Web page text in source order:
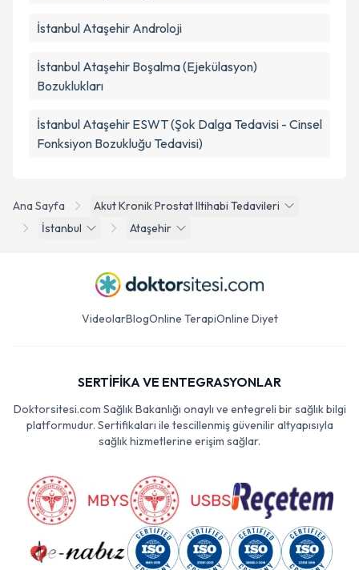
Ana Sayfa
Akut Kronik Prostat Iltihabi Tedavileri
İstanbul
Ataşehir
İstanbul Ataşehir Androloji
İstanbul Ataşehir Boşalma (Ejekülasyon)
Bozuklukları
İstanbul Ataşehir ESWT (Şok Dalga Tedavisi - Cinsel
Fonksiyon Bozukluğu Tedavisi)
VideolarBlogOnline TerapiOnline Diyet
SERTİFİKA VE ENTEGRASYONLAR
Doktorsitesi.com Sağlık Bakanlığı onaylı ve entegreli bir sağlık bilgi
platformudur. Sertifikaları ile tescillenmiş güvenilir altyapısıyla
sağlık hizmetlerine erişim sağlar.